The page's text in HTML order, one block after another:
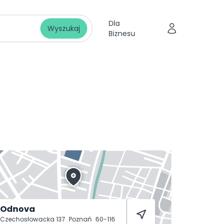
Wyszukaj
Dla
Biznesu
Odnova
Czechosłowacka 137 Poznań 60-116